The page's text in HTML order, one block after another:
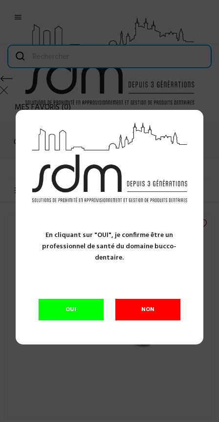
En cliquant sur "OUI", je confirme être un
professionnel de santé du domaine bucco-
dentaire.
OUI NON

MES FAVORIS(0)
Connexion
MENU